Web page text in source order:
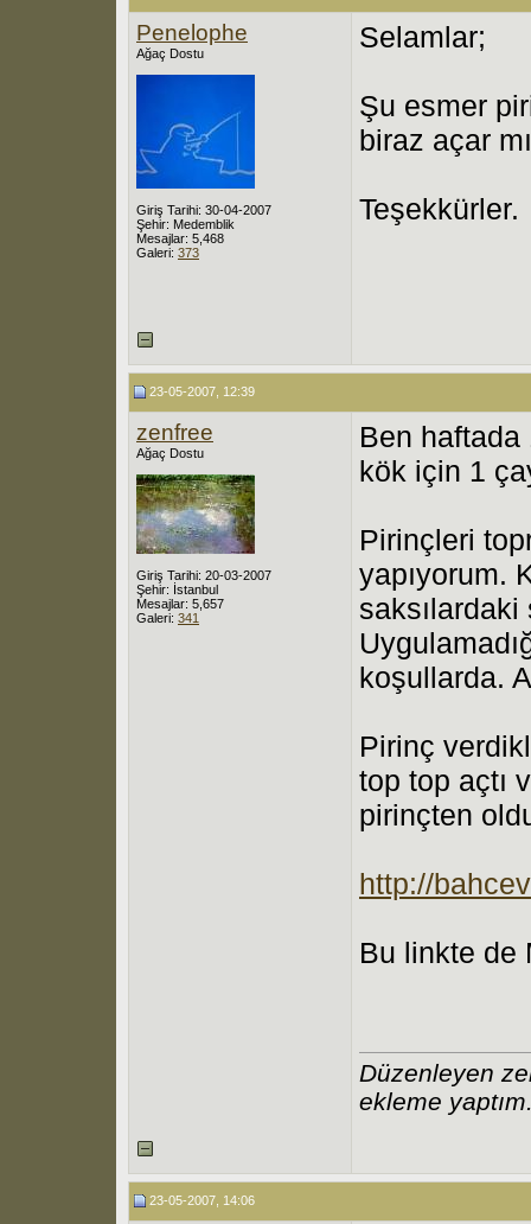
Penelophe
Ağaç Dostu
Giriş Tarihi: 30-04-2007
Şehir: Medemblik
Mesajlar: 5,468
Galeri: 373
Selamlar;
Şu esmer
biraz açar
Teşekkürler.
23-05-2007, 12:39
zenfree
Ağaç Dostu
Giriş Tarihi: 20-03-2007
Şehir: İstanbul
Mesajlar: 5,657
Galeri: 341
Ben
kök için 1
Pirinçleri
yapıyorum.
saksılardaki
koşullarda.
Pirinç
top top açtı
pirinçten
http://
Bu linkte de
Düzenleyen
ekleme
23-05-2007, 14:06